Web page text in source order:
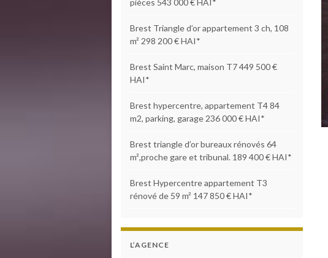
pièces 543 000 € HAI*
Brest Triangle d’or appartement 3 ch, 108
m² 298 200 € HAI*
Brest Saint Marc, maison T7 449 500 €
HAI*
Brest hypercentre, appartement T4 84
m2, parking, garage 236 000 € HAI*
Brest triangle d’or bureaux rénovés 64
m²,proche gare et tribunal. 189 400 € HAI*
Brest Hypercentre appartement T3
rénové de 59 m² 147 850 € HAI*
L’AGENCE